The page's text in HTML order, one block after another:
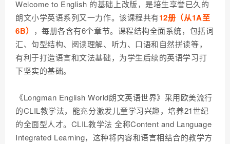
Welcome to English 的基础上改版，是培生享誉已久的
朗文小学英语系列又一力作。该课程共有12册（从1A至
6B） ，每册各含有6个章节。课程结构全面系统，包括词
汇、句型结构、阅读理解、听力、口语和自然拼读等，
有利于打造语言和文法基础，为学生后续的英语学习打
下坚实的基础。
《Longman English World朗文英语世界》采用欧美流行
的CLIL教学法，能充分激发儿童学习兴趣，培养21世纪
的全面型人才。CLIL教学法 全称Content and Language
Integrated Learning，这种将内容和语言相结合的教学方